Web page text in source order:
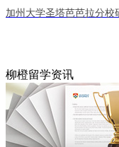
加州大学圣塔芭芭拉分
柳橙留学资讯